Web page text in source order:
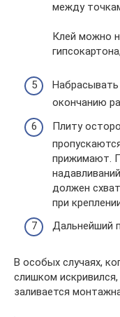
между
Клей можно
окончанию
Плиту
прижимают.
должен
при
Дальнейший
В особых случаях,
слишком
заливается